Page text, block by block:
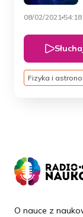
08/02/2021 54:18
Fizyka i
O nauce z